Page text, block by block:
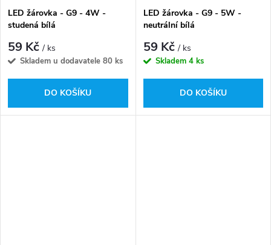
LED žárovka - G9 - 4W -
studená bílá
59 Kč/ ks
Skladem u dodavatele 80 ks
DO KOŠÍKU
LED žárovka - G9 - 5W -
neutrální bílá
59 Kč/ ks
Skladem 4 ks
DO KOŠÍKU